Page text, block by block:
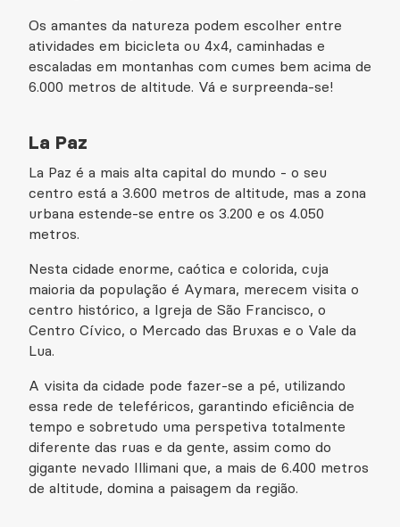
Os amantes da natureza podem escolher entre
atividades em bicicleta ou 4x4, caminhadas e
escaladas em montanhas com cumes bem acima de
6.000 metros de altitude. Vá e surpreenda-se!
La Paz
La Paz é a mais alta capital do mundo - o seu
centro está a 3.600 metros de altitude, mas a zona
urbana estende-se entre os 3.200 e os 4.050
metros.
Nesta cidade enorme, caótica e colorida, cuja
maioria da população é Aymara, merecem visita o
centro histórico, a Igreja de São Francisco, o
Centro Cívico, o Mercado das Bruxas e o Vale da
Lua.
A visita da cidade pode fazer-se a pé, utilizando
essa rede de teleféricos, garantindo eficiência de
tempo e sobretudo uma perspetiva totalmente
diferente das ruas e da gente, assim como do
gigante nevado Illimani que, a mais de 6.400 metros
de altitude, domina a paisagem da região.